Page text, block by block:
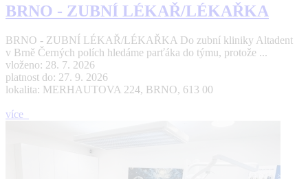
BRNO - ZUBNÍ LÉKAŘ/LÉKAŘKA
BRNO - ZUBNÍ LÉKAŘ/LÉKAŘKA Do zubní kliniky Altadent
v Brně Černých polích hledáme parťáka do týmu, protože ...
vloženo: 28. 7. 2026
platnost do: 27. 9. 2026
lokalita: MERHAUTOVA 224, BRNO, 613 00
více